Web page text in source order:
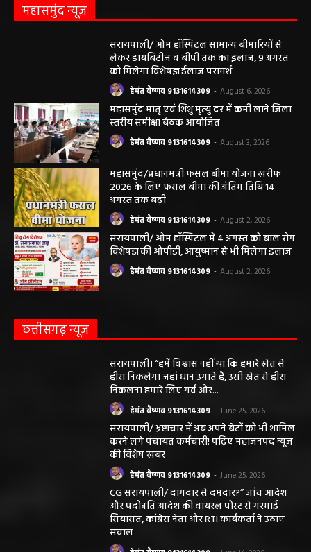
महासमुंद न्यूज़
सरायपाली/ ओम हॉस्पिटल सामान्य बीमारियों से
लेकर डायबिटीज व बीपी तक का इलाज, 9 अगस्त
को मिलेगा विशेषज्ञ ईलाज परामर्श
हेमंत वैष्णव 9131614309 - August 6, 2026
महासमुंद मातृ एवं शिशु मृत्यु दर में कमी लाने जिला
स्तरीय समीक्षा बैठक आयोजित
हेमंत वैष्णव 9131614309 - August 3, 2026
महासमुंद/प्रधानमंत्री फसल बीमा योजना खरीफ
2026 के लिए फसल बीमा की अंतिम तिथि 14
अगस्त तक बढ़ी
हेमंत वैष्णव 9131614309 - August 2, 2026
सरायपाली/ ओम हॉस्पिटल में 4 अगस्त को बाल रोग
विशेषज्ञ की ओपीडी, आयुष्मान से भी मिलेगा इलाज
हेमंत वैष्णव 9131614309 - August 2, 2026
छत्तीसगढ़ न्यूज़
सरायपाली। “हमें विश्वास नहीं था कि हमारे खेत से
हीरा निकलेगा जहां धान उगाते हैं, उसी खेत से हीरा
निकलना हमारे लिए गर्व और...
हेमंत वैष्णव 9131614309 - June 25, 2026
सरायपाली/ भ्रष्टाचार में अब अपने बेटों को भी शामिल
करने लगे पंचायत कर्मचारी! पढ़िए महाजनपद न्यूज
की विशेष खबर
हेमंत वैष्णव 9131614309 - June 25, 2026
CG सरायपाली/ दागदार से दमदार?” जांच आदेश
और पदोन्नति आदेश की वायरल पोस्ट से गरमाई
सियासत, कांग्रेस नेता और RTI कार्यकर्ता ने उठाए
सवाल